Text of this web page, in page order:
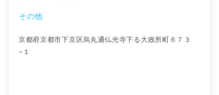
その他
京都府京都市下京区烏丸通仏光寺下る大政所町６７３
−１